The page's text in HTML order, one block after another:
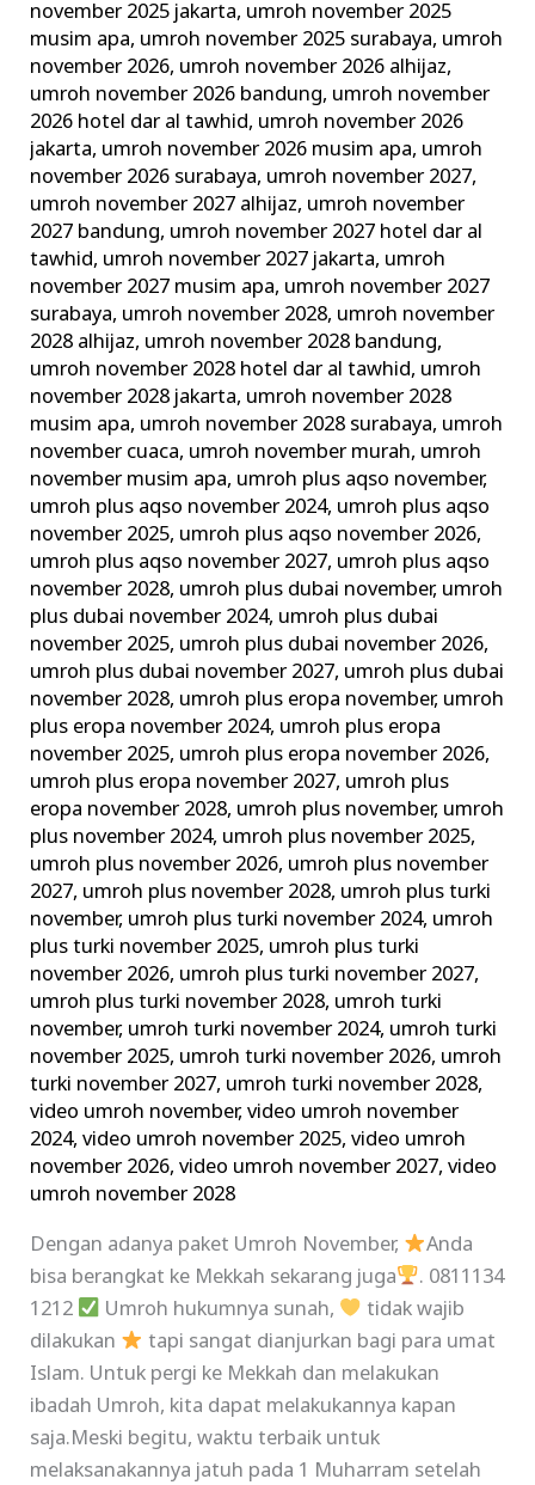
november 2025 jakarta, umroh november 2025
musim apa, umroh november 2025 surabaya, umroh
november 2026, umroh november 2026 alhijaz,
umroh november 2026 bandung, umroh november
2026 hotel dar al tawhid, umroh november 2026
jakarta, umroh november 2026 musim apa, umroh
november 2026 surabaya, umroh november 2027,
umroh november 2027 alhijaz, umroh november
2027 bandung, umroh november 2027 hotel dar al
tawhid, umroh november 2027 jakarta, umroh
november 2027 musim apa, umroh november 2027
surabaya, umroh november 2028, umroh november
2028 alhijaz, umroh november 2028 bandung,
umroh november 2028 hotel dar al tawhid, umroh
november 2028 jakarta, umroh november 2028
musim apa, umroh november 2028 surabaya, umroh
november cuaca, umroh november murah, umroh
november musim apa, umroh plus aqso november,
umroh plus aqso november 2024, umroh plus aqso
november 2025, umroh plus aqso november 2026,
umroh plus aqso november 2027, umroh plus aqso
november 2028, umroh plus dubai november, umroh
plus dubai november 2024, umroh plus dubai
november 2025, umroh plus dubai november 2026,
umroh plus dubai november 2027, umroh plus dubai
november 2028, umroh plus eropa november, umroh
plus eropa november 2024, umroh plus eropa
november 2025, umroh plus eropa november 2026,
umroh plus eropa november 2027, umroh plus
eropa november 2028, umroh plus november, umroh
plus november 2024, umroh plus november 2025,
umroh plus november 2026, umroh plus november
2027, umroh plus november 2028, umroh plus turki
november, umroh plus turki november 2024, umroh
plus turki november 2025, umroh plus turki
november 2026, umroh plus turki november 2027,
umroh plus turki november 2028, umroh turki
november, umroh turki november 2024, umroh turki
november 2025, umroh turki november 2026, umroh
turki november 2027, umroh turki november 2028,
video umroh november,video umroh november
2024,video umroh november 2025,video umroh
november 2026,video umroh november 2027,video
umroh november 2028
Dengan adanya paket Umroh November,
Anda
bisa berangkat ke Mekkah sekarang juga
. 0811134
1212
Umroh hukumnya sunah,
tidak wajib
dilakukan
tapi sangat dianjurkan bagi para umat
Islam. Untuk pergi ke Mekkah dan melakukan
ibadah Umroh, kita dapat melakukannya kapan
saja.Meski begitu, waktu terbaik untuk
melaksanakannya jatuh pada 1 Muharram setelah